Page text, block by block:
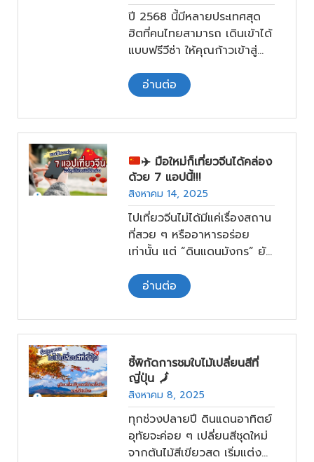
ปี 2568 นี้มีหลายประเทศสุด
ฮิตที่คนไทยสามารถ เดินเข้าได้
แบบฟรีวีซ่า ให้คุณก้าวเข้าสู่
รส และทิวทัศน์อันงดงาม โดย
ไม่ต้องผ่านขั้นตอนยุ่งยากของ
การยื่นขอวีซ่า ไม่ต้องเสียเวลา
ยื่นเอกสาร ไม่ต้องรอลุ้นอนุมัติ
แค่เก็บกระเป๋า จองตั๋ว แล้ว
ออกเดินทางได้เลย
อ่านต่อ
✈️ มือใหม่ก็เที่ยวจีนได้คล่อง
ด้วย 7 แอปนี้!!!
สิงหาคม 14, 2025
ไปเที่ยวจีนไม่ได้มีแค่เรื่องสถาน
ที่สวย ๆ หรืออาหารอร่อย
เท่านั้น แต่ “ดินแดนมังกร” ยัง
ดิจิทัล
ที่ถ้าเราไม่เตรียมตัวให้ดี อาจ
เจอปัญหาตั้งแต่ก้าวแรกที่ลง
จากเครื่อง เช่น จะจ่ายค่าข้าว
ยังไงถ้าไม่มีเงินสด? จะเรียก
รถยังไงถ้าไม่มีแท็กซี่จอด?
หรือจะสื่อสารยังไงถ้าเมนู
อาหารมีแต่ภาษาจีนล้วน ๆ
อ่านต่อ
ชี้พิกัดการชมใบไม้เปลี่ยนสีที่
ญี่ปุ่น 🗾
สิงหาคม 8, 2025
ทุกช่วงปลายปี ดินแดนอาทิตย์
อุทัยจะค่อย ๆ เปลี่ยนสีชุดใหม่
จากต้นไม้สีเขียวสด เริ่มแต่ง